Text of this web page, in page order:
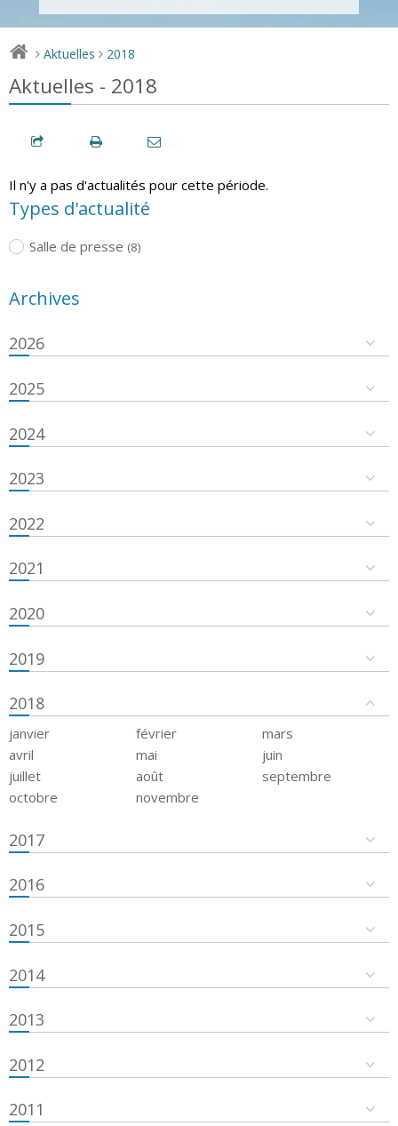
> Aktuelles > 2018
Aktuelles - 2018
Il n'y a pas d'actualités pour cette période.
Types d'actualité
Salle de presse (8)
Archives
2026
2025
2024
2023
2022
2021
2020
2019
2018
janvier février
mars
avril
mai
juin
juillet
août
septembre
octobre
novembre
2017
2016
2015
2014
2013
2012
2011